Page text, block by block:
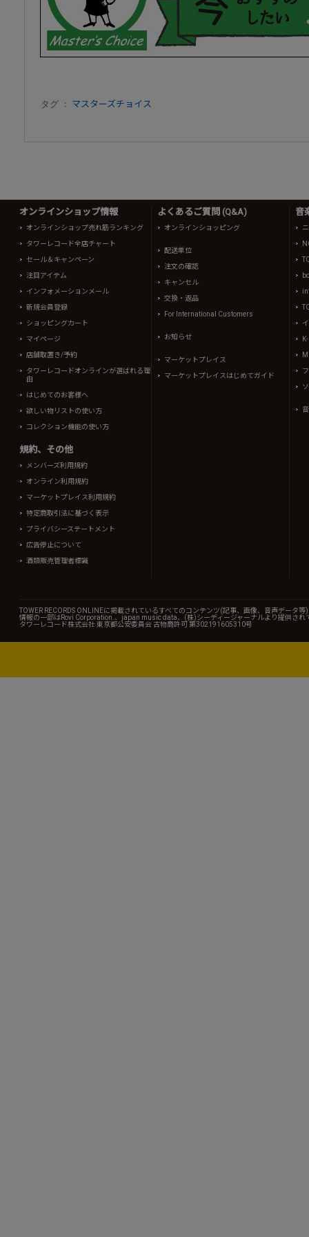
タグ ： マスターズチョイス
オンラインショップ情報
オンラインショップ売れ筋ランキング
タワーレコード全店チャート
セール＆キャンペーン
注目アイテム
インフォメーションメール
新規会員登録
ショッピングカート
マイページ
店舗取置き/予約
タワーレコードオンラインが選ばれる理
由
はじめてのお客様へ
欲しい物リストの使い方
コレクション機能の使い方
規約、その他
メンバーズ利用規約
オンライン利用規約
マーケットプレイス利用規約
特定商取引法に基づく表示
プライバシーステートメント
広告停止について
酒類販売管理者標識
よくあるご質問 (Q&A)
オンラインショッピング
配送単位
注文の確認
キャンセル
交換・返品
For International Customers
お知らせ
マーケットプレイス
マーケットプレイスはじめてガイド
音
TOWER RECORDS ONLINEに掲載されているすべてのコンテンツ(記事、画像、音声データ
情報の一部はRovi Corporation.、japan music data、(株)シーディージャーナルより提供され
タワーレコード株式会社 東京都公安委員会 古物商許可 第302191605310号